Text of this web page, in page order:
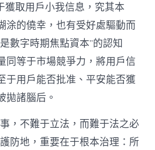
獲取用戶小我信息，究其本
涂的僥幸，也有受好處驅動而
數字時期焦點資本”的認知
同等于市場競爭力，將用戶信
于用戶能否批准、平安能否獲
拋諸腦后。
，不難于立法，而難于法之必
防地，重要在于根本治理：所